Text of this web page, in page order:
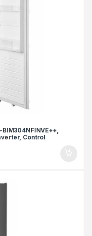
BIM304NFINVE++,
Control